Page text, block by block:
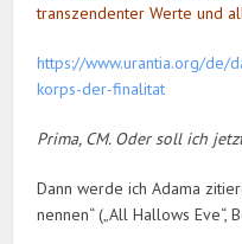
transzendenter Werte und
https://www.urantia.org/de/
korps-der-finalitat
Prima, CM. Oder soll ich
Dann werde ich Adama
nennen“ („All Hallows Eve“,